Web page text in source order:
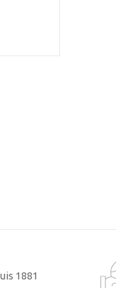
1881